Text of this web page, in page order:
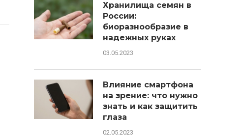
Хранилища семян в
России:
биоразнообразие в
надежных руках
03.05.2023
Влияние смартфона
на зрение: что нужно
знать и как защитить
глаза
02.05.2023